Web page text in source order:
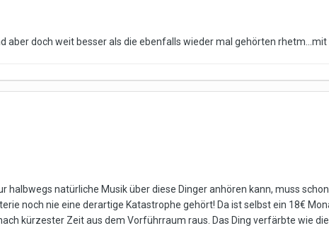
aber doch weit besser als die ebenfalls wieder mal gehörten rhetm...mit
halbwegs natürliche Musik über diese Dinger anhören kann, muss
noch nie eine derartige Katastrophe gehört! Da ist selbst ein 18€
kürzester Zeit aus dem Vorführraum raus. Das Ding verfärbte wie